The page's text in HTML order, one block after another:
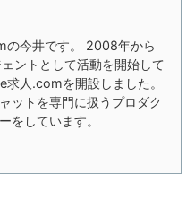
の今井です。 2008年から
ントとして活動を開始して
人.comを開設しました。
ットを専門に扱うプロダク
をしています。